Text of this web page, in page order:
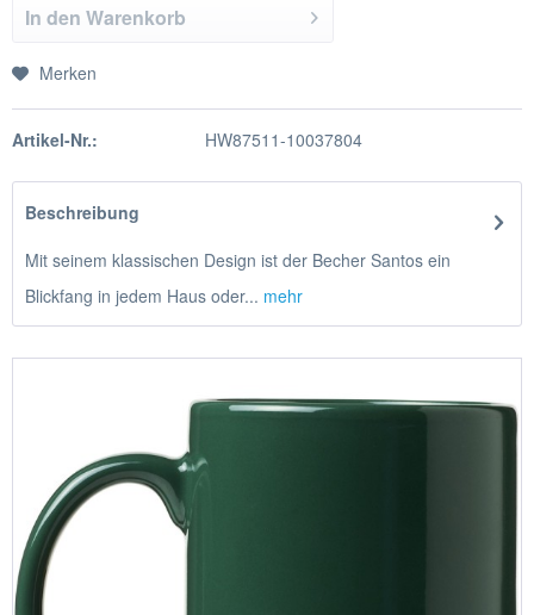
In den Warenkorb
Merken
Artikel-Nr.: HW87511-10037804
Beschreibung
Mit seinem klassischen Design ist der Becher Santos ein
Blickfang in jedem Haus oder... mehr